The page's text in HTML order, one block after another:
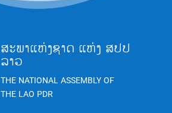
ສະພາແຫ່ງຊາດ ແຫ່ງ ສປປ
ລາວ
THE NATIONAL ASSEMBLY OF
THE LAO PDR